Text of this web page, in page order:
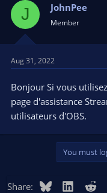
J JohnPee
Member
Aug 31, 2022
Bonjour Si vous
page d'assistance
utilisateurs d'OBS.
You must
Share: Bluesky